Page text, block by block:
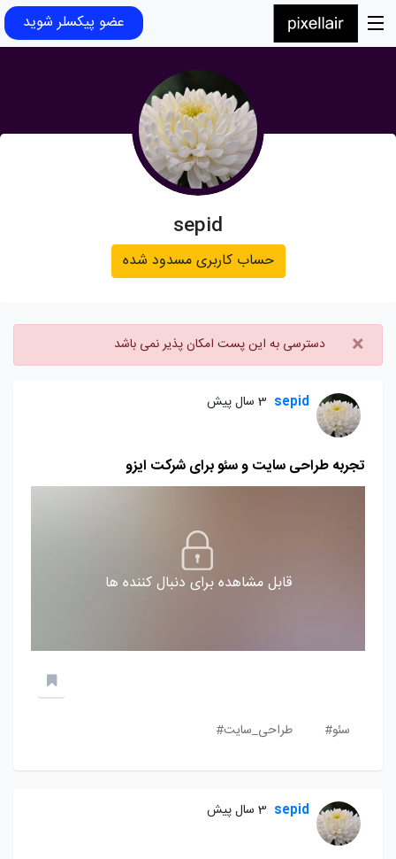
عضو پیکسلر شوید
sepid
حساب کاربری مسدود شده
× دسترسی به این پست امکان پذیر نمی باشد
sepid 3 سال پیش
تجربه طراحی سایت و سئو برای شرکت ایزو
قابل مشاهده برای دنبال کننده ها
سئو# طراحی_سایت#
sepid 3 سال پیش